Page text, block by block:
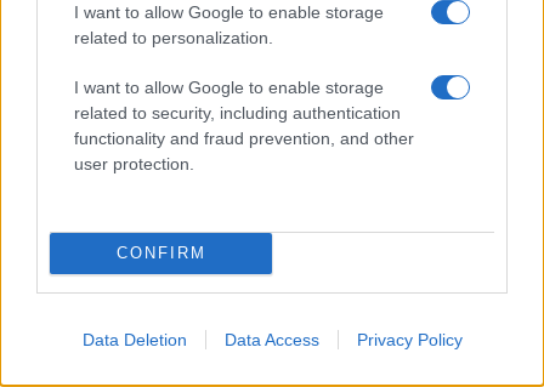
I want to allow Google to enable storage
related to personalization.
I want to allow Google to enable storage
related to security, including authentication
functionality and fraud prevention, and other
user protection.
CONFIRM
Data Deletion Data Access Privacy Policy
ΚΟΣΜΟΣ
Τουρκία: Νομοθετική πρωτοβουλία για ειρήνευση
με το PKK, αμνηστία στους πρώην μαχητές και
αναστολή ποινών